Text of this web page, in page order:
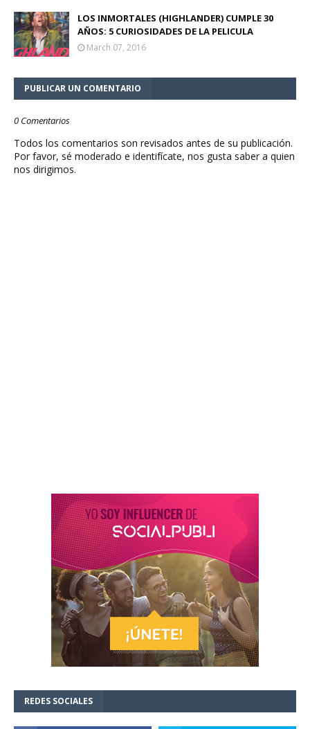
LOS INMORTALES (HIGHLANDER) CUMPLE 30
AÑOS: 5 CURIOSIDADES DE LA PELICULA
March 07, 2016
PUBLICAR UN COMENTARIO
0 Comentarios
Todos los comentarios son revisados antes de su publicación.
Por favor, sé moderado e identifícate, nos gusta saber a quien
nos dirigimos.
REDES SOCIALES